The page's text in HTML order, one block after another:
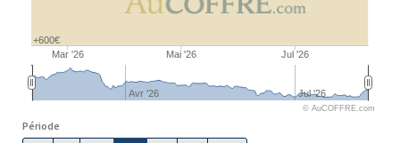
Mar '26 Mai '26 Jul '26
Avr '26 Jul '26
+600€
© AuCOFFRE.com
Période